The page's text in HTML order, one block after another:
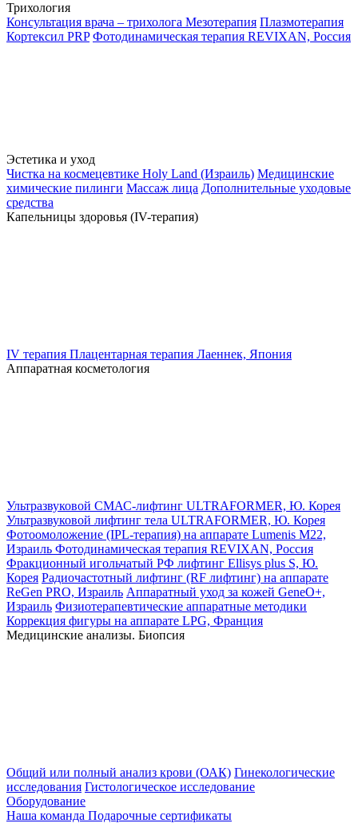
Трихология
Консультация врача – трихолога Мезотерапия Плазмотерапия
Кортексил PRP Фотодинамическая терапия REVIXAN, Россия
Эстетика и уход
Чистка на космецевтике Holy Land (Израиль) Медицинские
химические пилинги Массаж лица Дополнительные уходовые
средства
Капельницы здоровья (IV-терапия)
IV терапия Плацентарная терапия Лаеннек, Япония
Аппаратная косметология
Ультразвуковой СМАС-лифтинг ULTRAFORMER, Ю. Корея
Ультразвуковой лифтинг тела ULTRAFORMER, Ю. Корея
Фотоомоложение (IPL-терапия) на аппарате Lumenis M22,
Израиль Фотодинамическая терапия REVIXAN, Россия
Фракционный игольчатый РФ лифтинг Ellisys plus S, Ю.
Корея Радиочастотный лифтинг (RF лифтинг) на аппарате
ReGen PRO, Израиль Аппаратный уход за кожей GeneO+,
Израиль Физиотерапевтические аппаратные методики
Коррекция фигуры на аппарате LPG, Франция
Медицинские анализы. Биопсия
Общий или полный анализ крови (ОАК) Гинекологические
исследования Гистологическое исследование
Оборудование
Наша команда Подарочные сертификаты